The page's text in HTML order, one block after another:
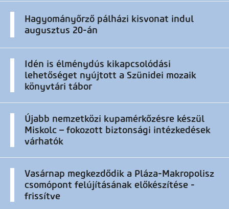
Hagyományőrző pálházi kisvonat indul
augusztus 20-án
Idén is élménydús kikapcsolódási
lehetőséget nyújtott a Szünidei mozaik
könyvtári tábor
Újabb nemzetközi kupamérkőzésre készül
Miskolc – fokozott biztonsági intézkedések
várhatók
Vasárnap megkezdődik a Pláza-Makropolisz
csomópont felújításának előkészítése -
frissítve